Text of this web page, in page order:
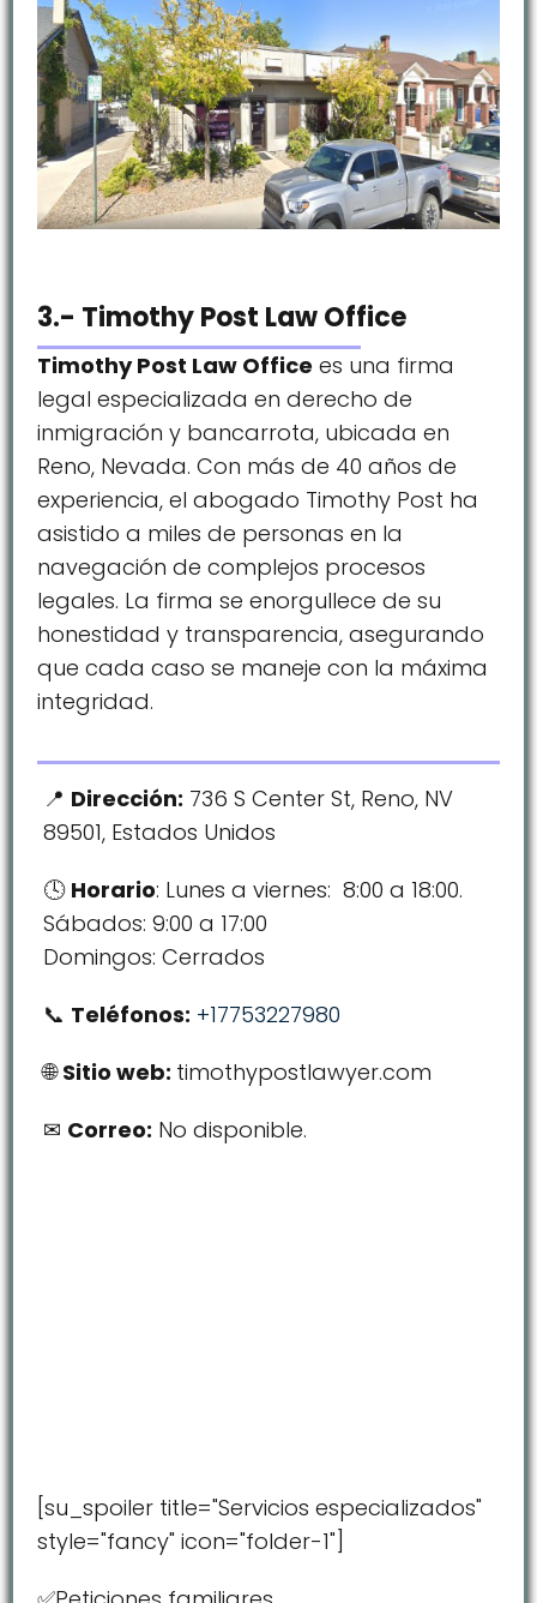
3.- Timothy Post Law Office
Timothy Post Law Office es una firma
legal especializada en derecho de
inmigración y bancarrota, ubicada en
Reno, Nevada. Con más de 40 años de
experiencia, el abogado Timothy Post ha
asistido a miles de personas en la
navegación de complejos procesos
legales. La firma se enorgullece de su
honestidad y transparencia, asegurando
que cada caso se maneje con la máxima
integridad.
Dirección: 736 S Center St, Reno, NV
89501, Estados Unidos
Horario: Lunes a viernes: 8:00 a 18:00.
Sábados: 9:00 a 17:00
Domingos: Cerrados
Teléfonos: +17753227980
Sitio web: timothypostlawyer.com
Correo: No disponible.
[su_spoiler title="Servicios especializados"
style="fancy" icon="folder-1"]